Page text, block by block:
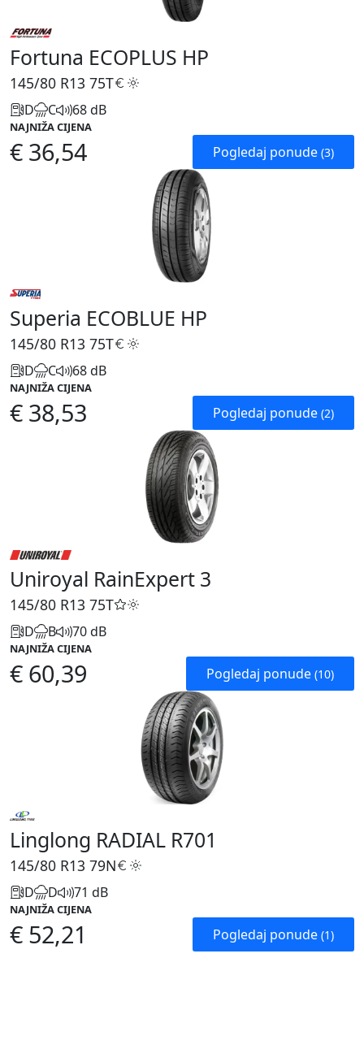
Fortuna ECOPLUS HP
145/80 R13 75T
D C 68 dB
NAJNIŽA CIJENA
€ 36,54 Pogledaj ponude (3)
Superia ECOBLUE HP
145/80 R13 75T
D C 68 dB
NAJNIŽA CIJENA
€ 38,53 Pogledaj ponude (2)
Uniroyal RainExpert 3
145/80 R13 75T
D B 70 dB
NAJNIŽA CIJENA
€ 60,39 Pogledaj ponude (10)
Linglong RADIAL R701
145/80 R13 79N
D D 71 dB
NAJNIŽA CIJENA
€ 52,21 Pogledaj ponude (1)